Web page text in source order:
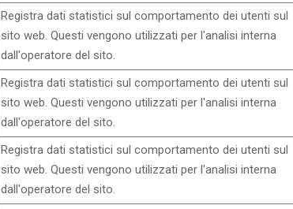
Registra dati statistici sul comportamento dei utenti sul
sito web. Questi vengono utilizzati per l'analisi interna
dall'operatore del sito.
Registra dati statistici sul comportamento dei utenti sul
sito web. Questi vengono utilizzati per l'analisi interna
dall'operatore del sito.
Registra dati statistici sul comportamento dei utenti sul
sito web. Questi vengono utilizzati per l'analisi interna
dall'operatore del sito.